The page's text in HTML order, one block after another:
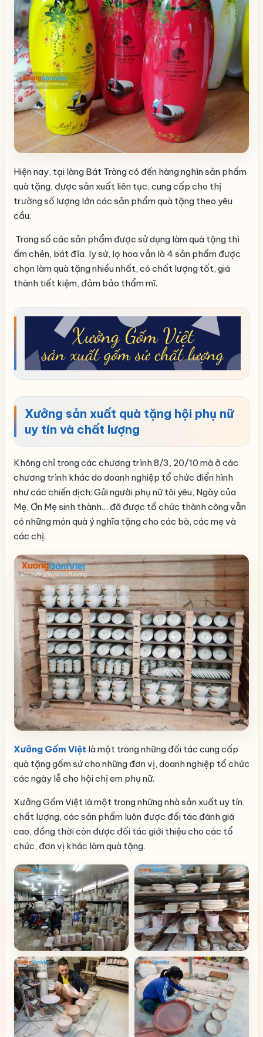
Hiện nay, tại làng Bát Tràng có đến hàng nghìn sản phẩm
quà tặng, được sản xuất liên tục, cung cấp cho thị
trường số lượng lớn các sản phẩm quà tặng theo yêu
cầu.
Trong số các sản phẩm được sử dụng làm quà tặng thì
ấm chén, bát đĩa, ly sứ, lọ hoa vẫn là 4 sản phẩm được
chọn làm quà tặng nhiều nhất, có chất lượng tốt, giá
thành tiết kiệm, đảm bảo thẩm mĩ.
Xưởng sản xuất quà tặng hội phụ nữ
uy tín và chất lượng
Không chỉ trong các chương trình 8/3, 20/10 mà ở các
chương trình khác do doanh nghiệp tổ chức điển hình
như các chiến dịch: Gửi người phụ nữ tôi yêu, Ngày của
Mẹ, Ơn Mẹ sinh thành… đã được tổ chức thành công vẫn
có những món quà ý nghĩa tặng cho các bà, các mẹ và
các chị.
Xưởng Gốm Việt là một trong những đối tác cung cấp
quà tặng gốm sứ cho những đơn vị, doanh nghiệp tổ chức
các ngày lễ cho hội chị em phụ nữ.
Xưởng Gốm Việt là một trong những nhà sản xuất uy tín,
chất lượng, các sản phẩm luôn được đối tác đánh giá
cao, đồng thời còn được đối tác giới thiệu cho các tổ
chức, đơn vị khác làm quà tặng.